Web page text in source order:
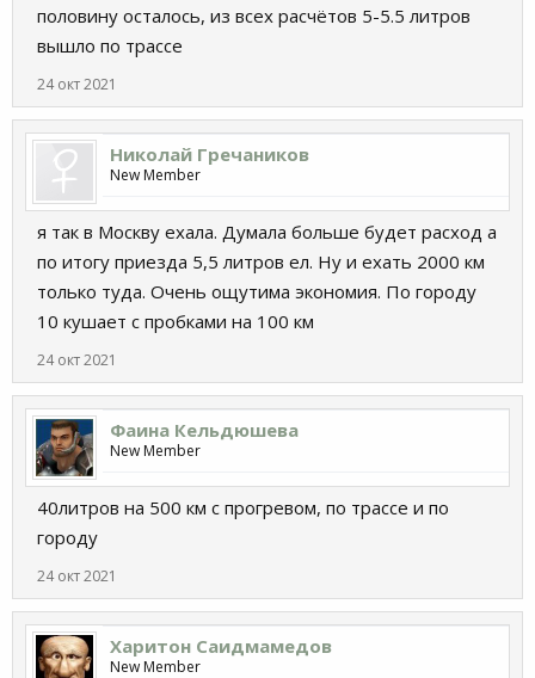
половину осталось, из всех расчётов 5-5.5 литров
вышло по трассе
24 окт 2021
Николай Гречаников
New Member
я так в Москву ехала. Думала больше будет расход а
по итогу приезда 5,5 литров ел. Ну и ехать 2000 км
только туда. Очень ощутима экономия. По городу
10 кушает с пробками на 100 км
24 окт 2021
Фаина Кельдюшева
New Member
40литров на 500 км с прогревом, по трассе и по
городу
24 окт 2021
Харитон Саидмамедов
New Member